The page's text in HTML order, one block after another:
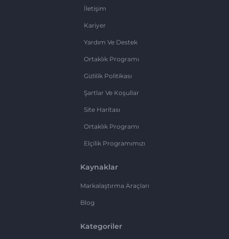
İletişim
Kariyer
Yardım Ve Destek
Ortaklık Programı
Gizlilik Politikası
Şartlar Ve Koşullar
Site Haritası
Ortaklık Programı
Elçilik Programımızı
Kaynaklar
Markalaştırma Araçları
Blog
Kategoriler